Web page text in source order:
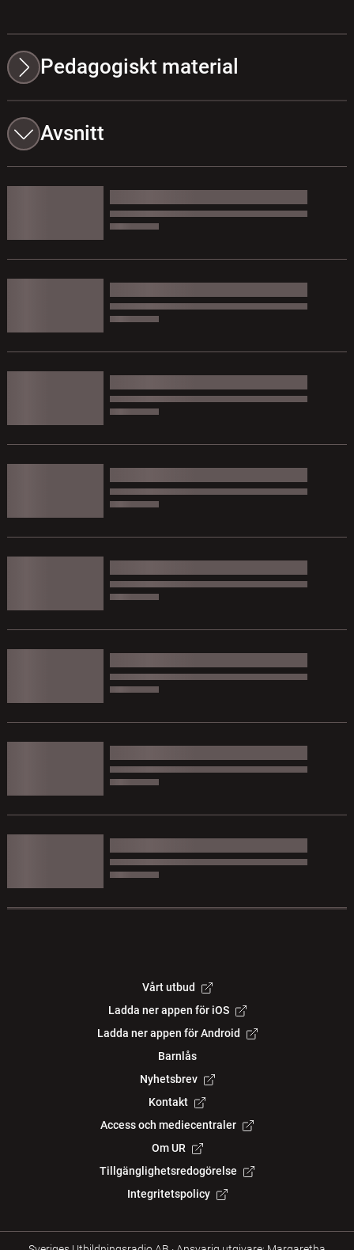
Pedagogiskt material
Avsnitt
Vårt utbud
Ladda ner appen för iOS
Ladda ner appen för Android
Barnlås
Nyhetsbrev
Kontakt
Access och mediecentraler
Om UR
Tillgänglighetsredogörelse
Integritetspolicy